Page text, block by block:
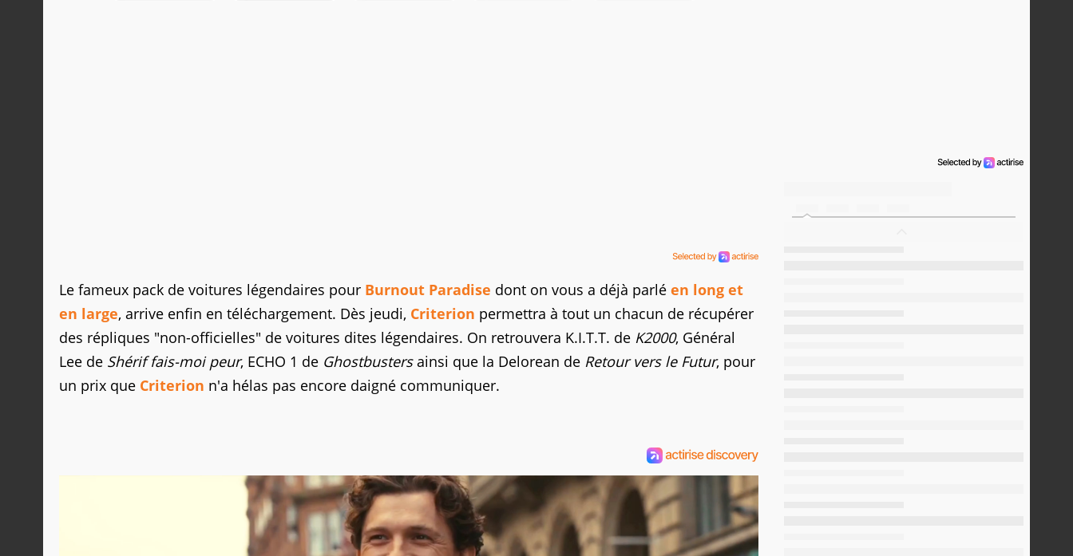
Le fameux pack de voitures légendaires pour Burnout Paradise dont on vous a déjà parlé en long et
en large, arrive enfin en téléchargement. Dès jeudi, Criterion permettra à tout un chacun de récupérer
des répliques "non-officielles" de voitures dites légendaires. On retrouvera K.I.T.T. de K2000, Général
Lee de Shérif fais-moi peur, ECHO 1 de Ghostbustersainsi que la Delorean de Retour vers le Futur, pour
un prix que Criterion n'a hélas pas encore daigné communiquer.